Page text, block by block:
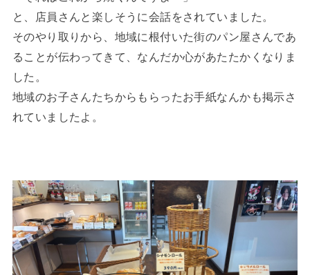
と、店員さんと楽しそうに会話をされていました。
そのやり取りから、地域に根付いた街のパン屋さんであ
ることが伝わってきて、なんだか心があたたかくなりま
した。
地域のお子さんたちからもらったお手紙なんかも掲示さ
れていましたよ。